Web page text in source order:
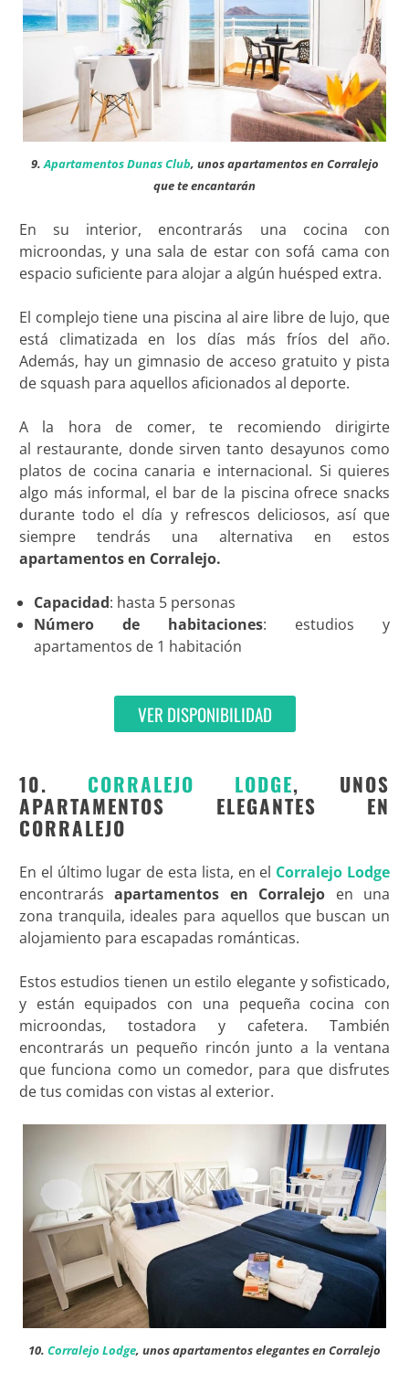
9. Apartamentos Dunas Club, unos apartamentos en Corralejo
que te encantarán
En su interior, encontrarás una cocina con
microondas, y una sala de estar con sofá cama con
espacio suficiente para alojar a algún huésped extra.
El complejo tiene una piscina al aire libre de lujo, que
está climatizada en los días más fríos del año.
Además, hay un gimnasio de acceso gratuito y pista
de squash para aquellos aficionados al deporte.
A la hora de comer, te recomiendo dirigirte
al restaurante, donde sirven tanto desayunos como
platos de cocina canaria e internacional. Si quieres
algo más informal, el bar de la piscina ofrece snacks
durante todo el día y refrescos deliciosos, así que
siempre tendrás una alternativa en estos
apartamentos en Corralejo.
Capacidad: hasta 5 personas
Número de habitaciones: estudios y
apartamentos de 1 habitación
VER DISPONIBILIDAD
10. CORRALEJO LODGE, UNOS
APARTAMENTOS ELEGANTES EN
CORRALEJO
En el último lugar de esta lista, en el Corralejo Lodge
encontrarásapartamentos en Corralejo en una
zona tranquila, ideales para aquellos que buscan un
alojamiento para escapadas románticas.
Estos estudios tienen un estilo elegante y sofisticado,
y están equipados con una pequeña cocina con
microondas, tostadora y cafetera. También
encontrarás un pequeño rincón junto a la ventana
que funciona como un comedor, para que disfrutes
de tus comidas con vistas al exterior.
10. Corralejo Lodge, unos apartamentos elegantes en Corralejo